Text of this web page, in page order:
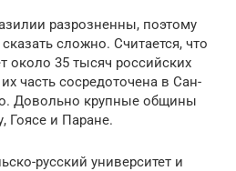
разрозненны, поэтому
сложно. Считается, что
около 35 тысяч российских
часть сосредоточена в Сан-
Довольно крупные общины
Гоясе и Паране.
русский университет и